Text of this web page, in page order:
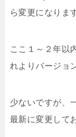
ら変更になりま
ここ１～２年以
れよりバージョ
少ないですが、
最新に変更して